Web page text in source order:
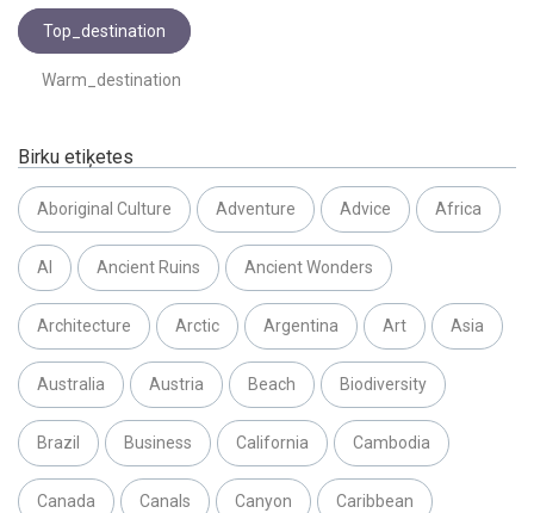
Top_destination
Warm_destination
Birku etiķetes
Aboriginal Culture Adventure Advice Africa
AI Ancient Ruins Ancient Wonders
Architecture Arctic Argentina Art Asia
Australia Austria Beach Biodiversity
Brazil Business California Cambodia
Canada Canals Canyon Caribbean